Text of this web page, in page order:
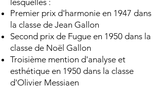
lesquelles :
Premier prix d'harmonie en 1947 dans
la classe de Jean Gallon
Second prix de Fugue en 1950 dans la
classe de Noël Gallon
Troisième mention d'analyse et
esthétique en 1950 dans la classe
d'Olivier Messiaen